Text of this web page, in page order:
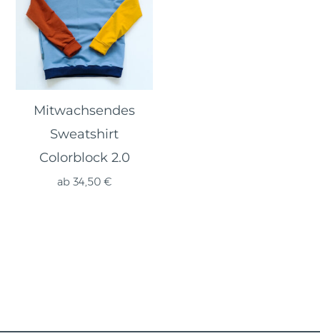
Mitwachsendes
Sweatshirt
Colorblock 2.0
ab 34,50 €